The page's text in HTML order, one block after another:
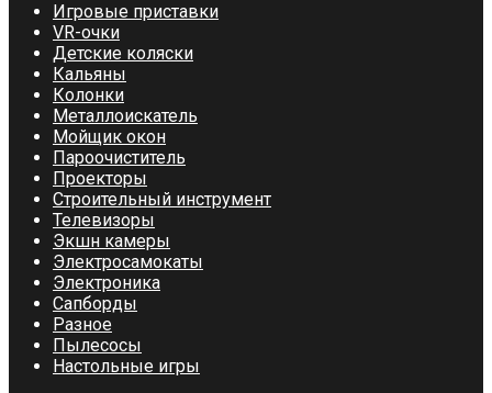
Игровые приставки
VR-очки
Детские коляски
Кальяны
Колонки
Металлоискатель
Мойщик окон
Пароочиститель
Проекторы
Строительный инструмент
Телевизоры
Экшн камеры
Электросамокаты
Электроника
Сапборды
Разное
Пылесосы
Настольные игры